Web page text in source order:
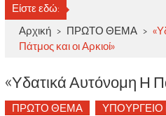
Είστε εδώ:
Αρχική > ΠΡΩΤΟ ΘΕΜΑ >
Πάτμος και οι Αρκιοί»
«Υδατικά Αυτόνομη Η
ΠΡΩΤΟ ΘΕΜΑ ΥΠΟΥΡΓΕΙΟ